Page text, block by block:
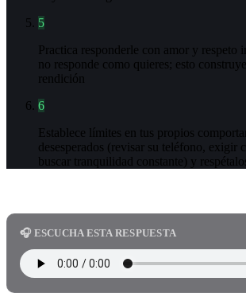
5
Practica responderle con amor y respeto
no responde como quieres; esto
rendición
6
Establece límites en tus propios
desesperados (revisar su teléfono, exigir
buscar tranquilidad constante) y
🎧 ESCUCHA ESTA RESPUESTA